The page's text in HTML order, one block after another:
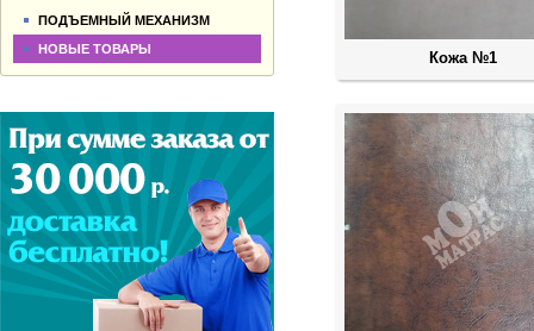
Кожа №1
ПОДЪЕМНЫЙ МЕХАНИЗМ
НОВЫЕ ТОВАРЫ